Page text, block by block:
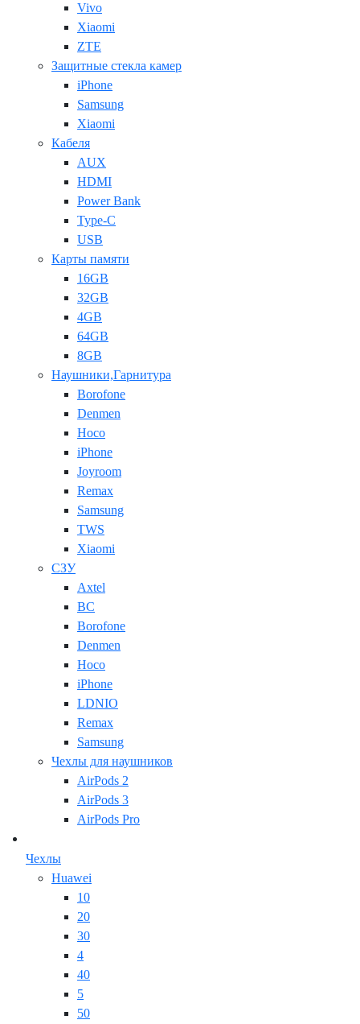
Vivo
Xiaomi
ZTE
Защитные стекла камер
iPhone
Samsung
Xiaomi
Кабеля
AUX
HDMI
Power Bank
Type-C
USB
Карты памяти
16GB
32GB
4GB
64GB
8GB
Наушники,Гарнитура
Borofone
Denmen
Hoco
iPhone
Joyroom
Remax
Samsung
TWS
Xiaomi
СЗУ
Axtel
BC
Borofone
Denmen
Hoco
iPhone
LDNIO
Remax
Samsung
Чехлы для наушников
AirPods 2
AirPods 3
AirPods Pro
Чехлы
Huawei
10
20
30
4
40
5
50